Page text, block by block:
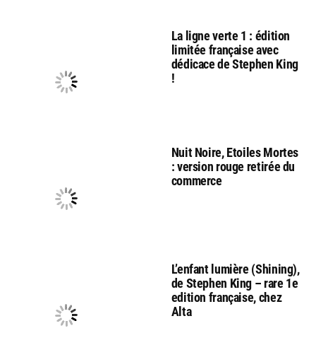
La ligne verte 1 : édition
limitée française avec
dédicace de Stephen King
!
Nuit Noire, Etoiles Mortes
: version rouge retirée du
commerce
L’enfant lumière (Shining),
de Stephen King – rare 1e
edition française, chez
Alta